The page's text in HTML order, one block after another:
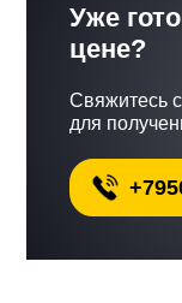
Уже
цене?
Свяжитесь
для